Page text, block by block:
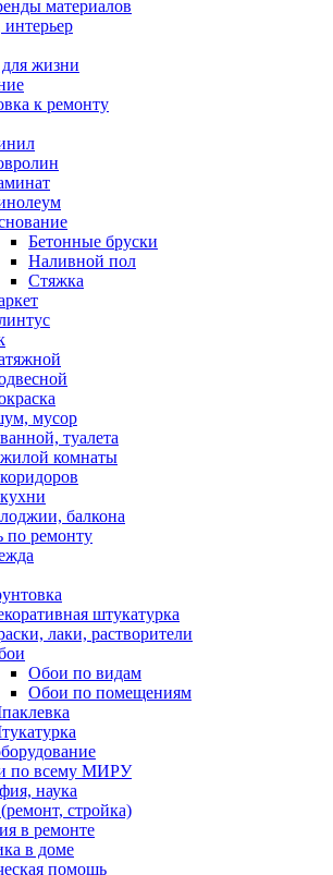
материалов
жизни
к ремонту
Бетонные бруски
Наливной пол
Стяжка
мусор
туалета
комнаты
балкона
по ремонту
штукатурка
лаки, растворители
Обои по видам
Обои по помещениям
по всему МИРУ
наука
стройка)
в ремонте
в доме
помощь